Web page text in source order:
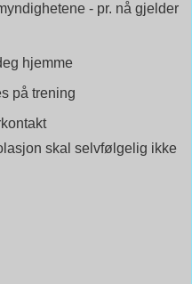
- pr. nå gjelder
hjemme
på trening
skal selvfølgelig ikke